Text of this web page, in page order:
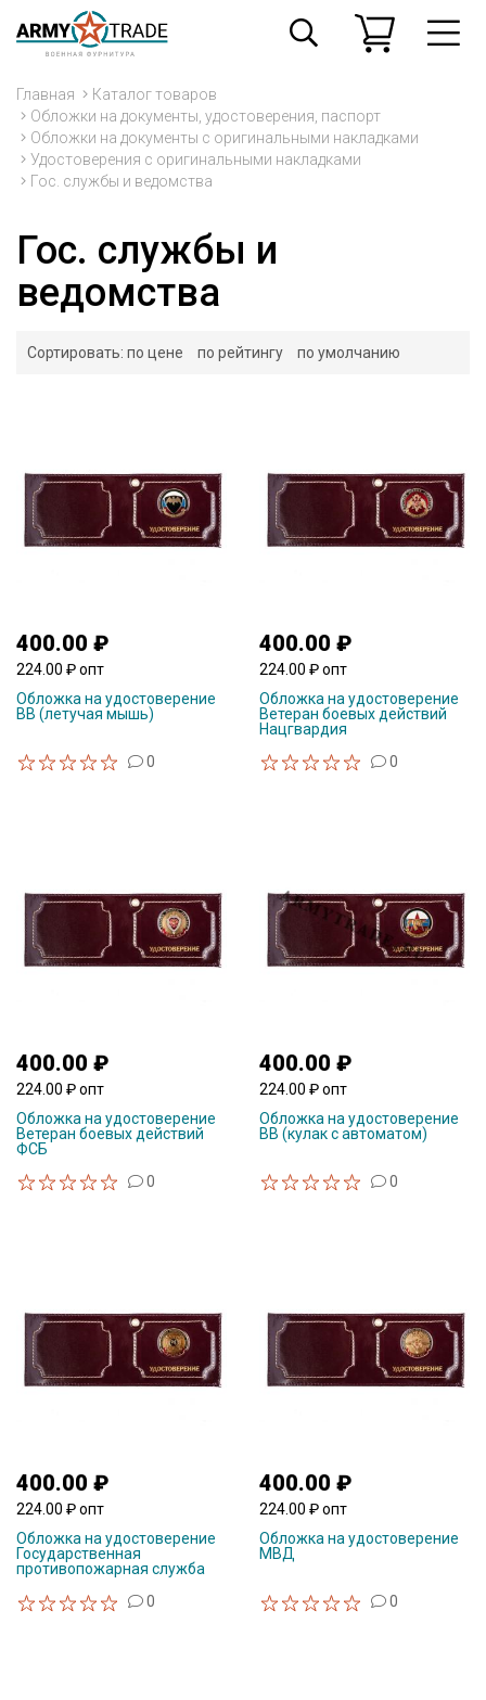
Главная
Каталог товаров
Обложки на документы, удостоверения, паспорт
Обложки на документы с оригинальными накладками
Удостоверения с оригинальными накладками
Гос. службы и ведомства
Гос. службы и
ведомства
Сортировать: по цене по рейтингу по умолчанию
400.00 ₽
224.00 ₽ опт
Обложка на удостоверение
ВВ (летучая мышь)
0
400.00 ₽
224.00 ₽ опт
Обложка на удостоверение
Ветеран боевых действий
Нацгвардия
0
400.00 ₽
224.00 ₽ опт
Обложка на удостоверение
Ветеран боевых действий
ФСБ
0
400.00 ₽
224.00 ₽ опт
Обложка на удостоверение
ВВ (кулак с автоматом)
0
400.00 ₽
224.00 ₽ опт
Обложка на удостоверение
Государственная
противопожарная служба
0
400.00 ₽
224.00 ₽ опт
Обложка на удостоверение
МВД
0